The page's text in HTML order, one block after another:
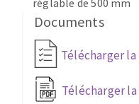
réglable de 500 mm
Documents
Télécharger
Télécharger